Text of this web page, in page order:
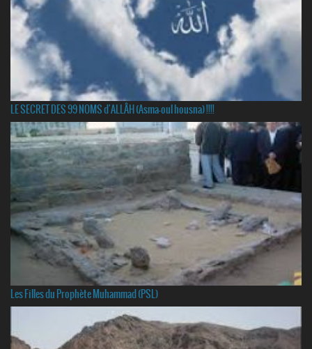
LE SECRET DES 99 NOMS d'ALLÂH (Asma-oul housna) !!!!
Les Filles du Prophète Muhammad (PSL)